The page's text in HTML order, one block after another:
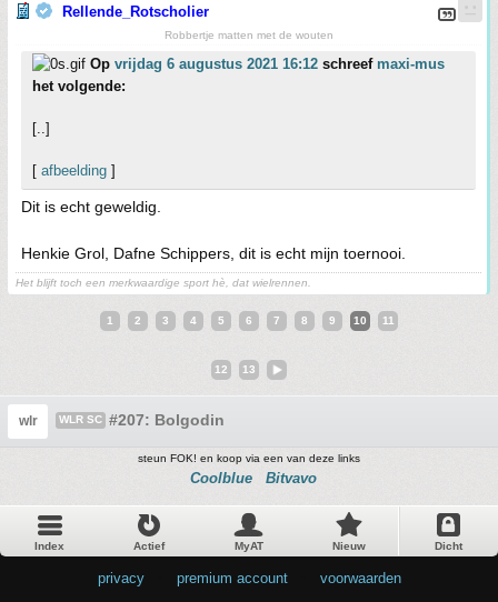
Rellende_Rotscholier
Robbertje matten met de wouten
Op vrijdag 6 augustus 2021 16:12 schreef maxi-mus
het volgende:
[..]
[ afbeelding ]
Dit is echt geweldig.
Henkie Grol, Dafne Schippers, dit is echt mijn toernooi.
Het blijft toch een merkwaardige sport hè, dat wielrennen.
1 2 3 4 5 6 7 8 9 10 11
12 13
wlr WLR SC #207: Bolgodin
steun FOK! en koop via een van deze links
Coolblue Bitvavo
Index Actief MyAT Nieuw Dicht
privacy premium account voorwaarden